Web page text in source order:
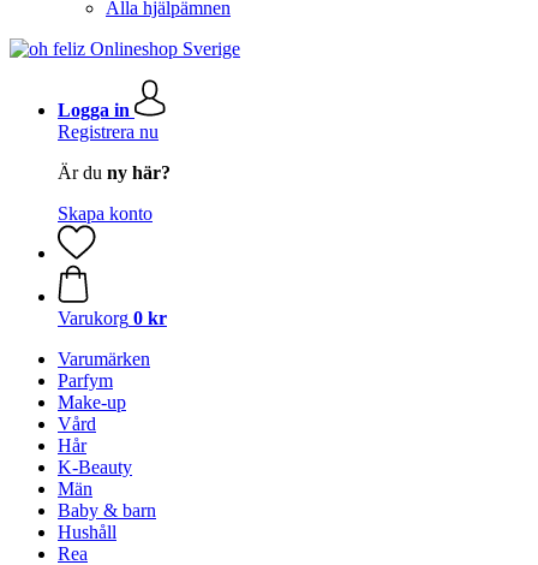
Alla hjälpämnen
Logga in
Registrera nu
Är du ny här?
Skapa konto
Varukorg 0 kr
Varumärken
Parfym
Make-up
Vård
Hår
K-Beauty
Män
Baby & barn
Hushåll
Rea